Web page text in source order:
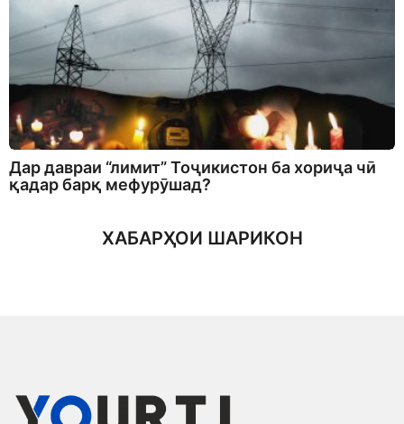
Дар давраи “лимит” Тоҷикистон ба хориҷа чӣ
қадар барқ мефурӯшад?
ХАБАРҲОИ ШАРИКОН